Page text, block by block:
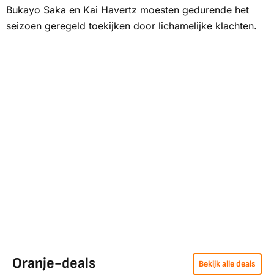
Bukayo Saka en Kai Havertz moesten gedurende het
seizoen geregeld toekijken door lichamelijke klachten.
Oranje-deals Bekijk alle deals